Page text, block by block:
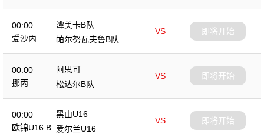
00:00
爱沙丙
潭美卡B队
VS
帕尔努瓦夫鲁B队
即将开始
00:00
挪丙
阿思可
VS
松达尔B队
即将开始
00:00
欧锦U16 B
黑山U16
VS
爱尔兰U16
即将开始